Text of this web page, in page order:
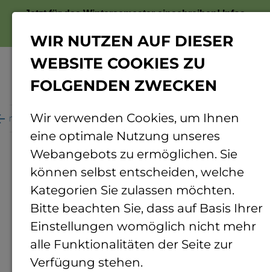
Jetzt für das Wintersemester einschreiben!Infos
Personenverzeichnis Personendetails
WIR NUTZEN AUF DIESER
WEBSITE COOKIES ZU
FOLGENDEN ZWECKEN
Wir verwenden Cookies, um Ihnen
eine optimale Nutzung unseres
Webangebots zu ermöglichen. Sie
können selbst entscheiden, welche
Kategorien Sie zulassen möchten.
Bitte beachten Sie, dass auf Basis Ihrer
Einstellungen womöglich nicht mehr
alle Funktionalitäten der Seite zur
Verfügung stehen.